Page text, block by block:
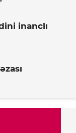
inanclı